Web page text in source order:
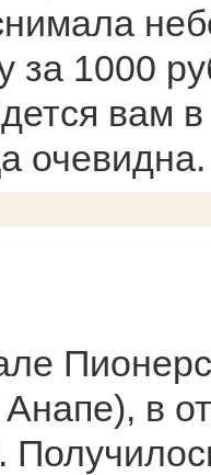
за 1000
вам
очевидна.
в